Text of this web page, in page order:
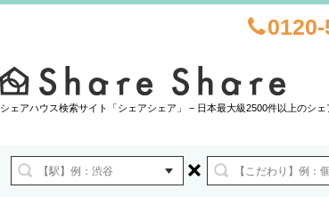
シェアハウス検索サイト「シェアシェア」 − 日本最大級2500件以上のシ